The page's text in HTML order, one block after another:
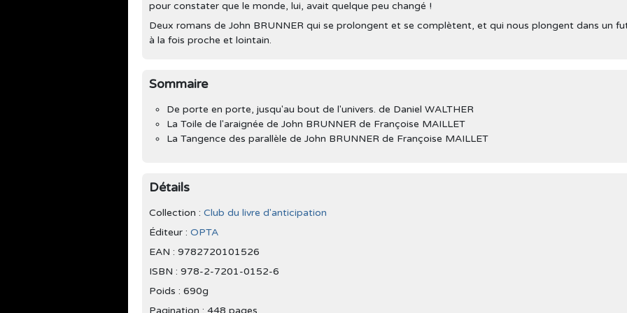
pour constater que le monde, lui, avait quelque peu changé !
Deux romans de John BRUNNER qui se prolongent et se complètent, et qui nous plongent dans un
à la fois proche et lointain.
Sommaire
De porte en porte, jusqu'au bout de l'univers. de Daniel WALTHER
La Toile de l'araignée de John BRUNNER de Françoise MAILLET
La Tangence des parallèle de John BRUNNER de Françoise MAILLET
Détails
Collection : Club du livre d'anticipation
Éditeur : OPTA
EAN : 9782720101526
ISBN : 978-2-7201-0152-6
Poids : 690g
Pagination : 448 pages